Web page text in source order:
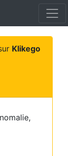
Klikego